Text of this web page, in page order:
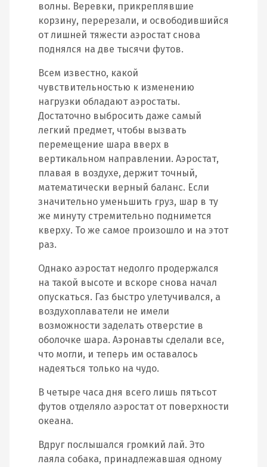
волны. Веревки, прикреплявшие
корзину, перерезали, и освободившийся
от лишней тяжести аэростат снова
поднялся на две тысячи футов.
Всем известно, какой
чувствительностью к изменению
нагрузки обладают аэростаты.
Достаточно выбросить даже самый
легкий предмет, чтобы вызвать
перемещение шара вверх в
вертикальном направлении. Аэростат,
плавая в воздухе, держит точный,
математически верный баланс. Если
значительно уменьшить груз, шар в ту
же минуту стремительно поднимется
кверху. То же самое произошло и на этот
раз.
Однако аэростат недолго продержался
на такой высоте и вскоре снова начал
опускаться. Газ быстро улетучивался, а
воздухоплаватели не имели
возможности заделать отверстие в
оболочке шара. Аэронавты сделали все,
что могли, и теперь им оставалось
надеяться только на чудо.
В четыре часа дня всего лишь пятьсот
футов отделяло аэростат от поверхности
океана.
Вдруг послышался громкий лай. Это
лаяла собака, принадлежавшая одному